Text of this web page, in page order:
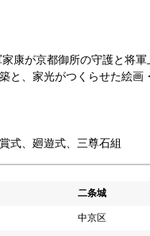
康が京都御所の守護と将
、家光がつくらせた絵画
式、廻遊式、三尊石組
二条城
中京区